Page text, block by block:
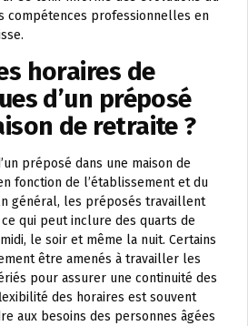
compétences professionnelles en
horaires de
d’un préposé
de retraite ?
préposé dans une maison de
fonction de l’établissement et du
général, les préposés travaillent
qui peut inclure des quarts de
le soir et même la nuit. Certains
être amenés à travailler les
pour assurer une continuité des
des horaires est souvent
aux besoins des personnes âgées